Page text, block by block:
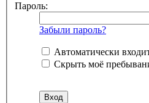
Пароль:
Забыли пароль?
Автоматически
Скрыть моё